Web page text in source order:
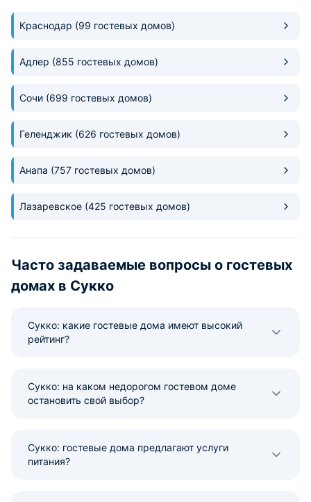
работают
Краснодар (99 гостевых домов)
Адлер (855 гостевых домов)
Сочи (699 гостевых домов)
Геленджик (626 гостевых домов)
Анапа (757 гостевых домов)
Лазаревское (425 гостевых домов)
Часто задаваемые вопросы о гостевых
домах в Сукко
Сукко: какие гостевые дома имеют высокий
рейтинг?
Сукко: на каком недорогом гостевом доме
остановить свой выбор?
Сукко: гостевые дома предлагают услуги
питания?